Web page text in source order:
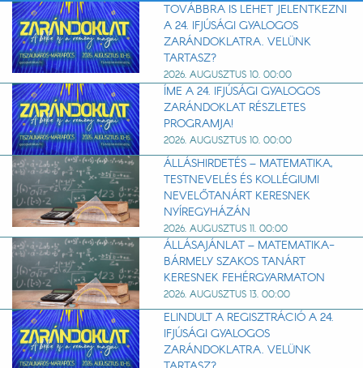
TOVÁBBRA IS LEHET JELENTKEZNI
A 24. IFJÚSÁGI GYALOGOS
ZARÁNDOKLATRA. VELÜNK
TARTASZ?
2026. AUGUSZTUS 10. 00:00
ÍME A 24. IFJÚSÁGI GYALOGOS
ZARÁNDOKLAT RÉSZLETES
PROGRAMJA!
2026. AUGUSZTUS 10. 00:00
ÁLLÁSHIRDETÉS – MATEMATIKA,
TESTNEVELÉS ÉS KOLLÉGIUMI
NEVELŐTANÁRT KERESNEK
NYÍREGYHÁZÁN
2026. AUGUSZTUS 11. 00:00
ÁLLÁSAJÁNLAT – MATEMATIKA-
BÁRMELY SZAKOS TANÁRT
KERESNEK FEHÉRGYARMATON
2026. AUGUSZTUS 13. 00:00
ELINDULT A REGISZTRÁCIÓ A 24.
IFJÚSÁGI GYALOGOS
ZARÁNDOKLATRA. VELÜNK